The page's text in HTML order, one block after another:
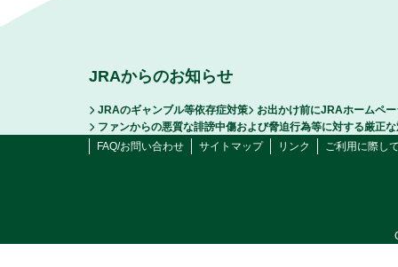
JRAからのお知らせ
JRAのギャンブル等依存症対策
お出かけ前にJRAホームペ
ファンからの悪質な誹謗中傷および脅迫行為等に対する厳正
FAQ/お問い合わせ
サイトマップ リンク ご利用に際し